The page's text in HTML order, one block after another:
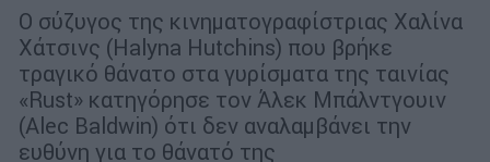
Ο σύζυγος της κινηματογραφίστριας Χαλίνα
Χάτσινς (Halyna Hutchins) που βρήκε
τραγικό θάνατο στα γυρίσματα της ταινίας
«Rust» κατηγόρησε τον Άλεκ Μπάλντγουιν
(Alec Baldwin) ότι δεν αναλαμβάνει την
ευθύνη για το θάνατό της